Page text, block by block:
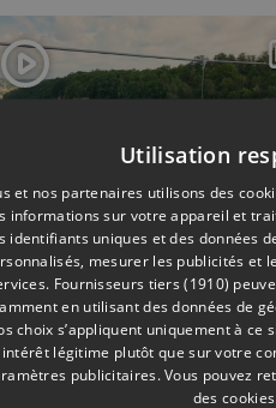
ÉMISSIONS 19/06/
Nancy
: un
Utilisation
et nos partenaires utilisons des
informations sur votre appareil et
identifiants uniques et des données
mesurer les publicités et
Fournisseurs tiers (1910)
en utilisant des données de
choix s’appliquent uniquement à
intérêt légitime plutôt que sur votre
publicitaires. Vous pouvez
des cookies